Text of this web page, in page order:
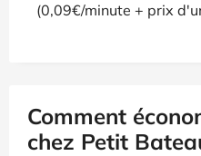
(0,09€/minute + prix
Comment
chez Petit